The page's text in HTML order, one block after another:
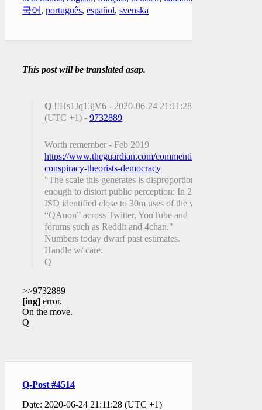
국어 , português, español, svenska
This post will be translated asap.
Q !!Hs1Jq13jV6 - 2020-06-24 21:11:28
(UTC +1) - 9732889
Worth remember - Feb 2019
https://www.theguardian.com/commentisfree/2019/feb/18/
conspiracy-theorists-democracy
"The scale this generates is disproportional
enough to distort public perception: In 2018,
ISD identified close to 30m uses of the word
“QAnon” across Twitter, YouTube and
forums such as Reddit and 4chan."
Numbers today dwarf past estimates.
Handle w/ care.
Q
>>9732889
[ing] error.
On the move.
Q
Q-Post #4514
Date: 2020-06-24 21:11:28 (UTC +1)